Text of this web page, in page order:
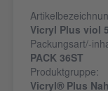
Vicryl Plus viol
Packungsart/-
PACK 36ST
Produktgruppe:
Vicryl® Plus